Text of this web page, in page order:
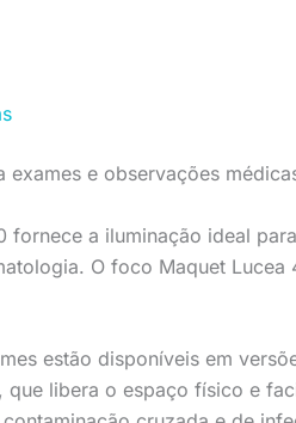
exames e observações
fornece a iluminação ideal
O foco Maquet
estão disponíveis em
libera o espaço físico e